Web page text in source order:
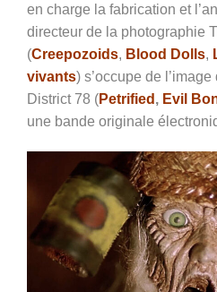
en charge la fabrication et
directeur de la photographie
(Creepozoids, Blood Dolls,
vivants) s’occupe de
District 78 (Petrified , Evil
une bande originale